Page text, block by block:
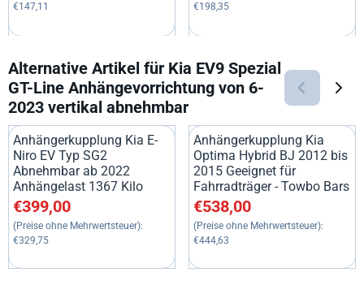
€147,11
€198,35
Alternative Artikel für Kia EV9 Spezial
GT-Line Anhängevorrichtung von 6-
2023 vertikal abnehmbar
Anhängerkupplung Kia E-
Niro EV Typ SG2
Abnehmbar ab 2022
Anhängelast 1367 Kilo
Preis: 399,00, ohne MwSt.: 329,75
€399,00
(Preise ohne Mehrwertsteuer):
€329,75
Anhängerkupplung Kia
Optima Hybrid BJ 2012 bis
2015 Geeignet für
Fahrradträger - Towbo Bars
Preis: 538,00, ohne MwSt.:
€538,00
(Preise ohne Mehrwertsteuer):
€444,63